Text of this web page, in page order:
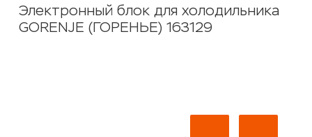
Электронный блок для холодильника
GORENJE (ГОРЕНЬЕ) 163129